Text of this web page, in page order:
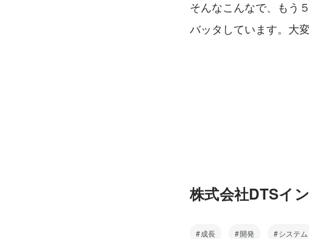
そんなこんなで、もう
バッタしています。大
株式会社DTSイ
成長 開発 システム